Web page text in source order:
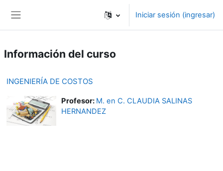
Iniciar sesión (ingresar)
Información del curso
INGENIERÍA DE COSTOS
Profesor: M. en C. CLAUDIA SALINAS
HERNANDEZ